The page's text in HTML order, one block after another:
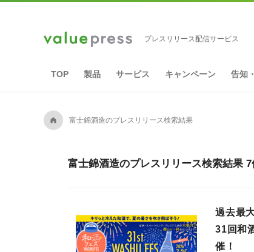
プレスリリース配信サービス
TOP 製品 サービス キャンペーン 告知
A 富士錦酒造のプレスリリース検索結果
富士錦酒造のプレスリリース検索結果 7
過去最
31回和
催！